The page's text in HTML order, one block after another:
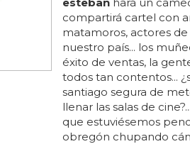
compartirá cartel con
matamoros, actores
nuestro país... los
éxito de ventas, la
todos tan contentos...
santiago segura de
llenar las salas de
que estuviésemos
obregón chupando